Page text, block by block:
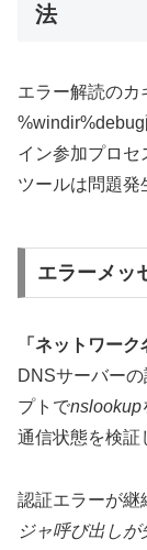
法
エラー解読のカ
イン参加プロセ
ツールは問題発
エラーメッ
「ネットワー
DNSサーバー
プトでnslookup
通信状態を検証
認証エラーが継
ジャ呼び出しが